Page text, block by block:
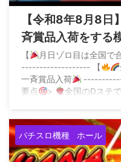
【令和8年8月8日
斉賞品入荷をする
起こる？
【 月日ゾロ目は全国で
------------------- 【
一斉賞品入荷
要点
> 全国のDステ
パチスロ機種 ホール